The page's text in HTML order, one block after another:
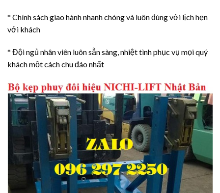
* Chính sách giao hành nhanh chóng và luôn đúng với lịch hẹn
với khách
* Đội ngủ nhân viên luôn sẵn sàng, nhiệt tình phục vụ mọi quý
khách một cách chu đáo nhất